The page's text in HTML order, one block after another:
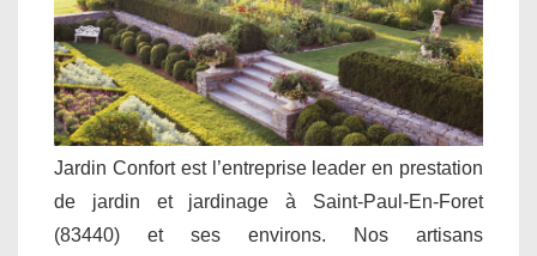
Jardin Confort est l’entreprise leader en prestation
de jardin et jardinage à Saint-Paul-En-Foret
(83440) et ses environs. Nos artisans